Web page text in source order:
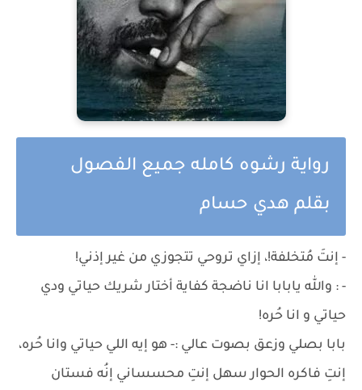
رواية رشوه كامله جميع الفصول
بقلم هدي حسام
- إنتَ مُتخلفة!، إزاي تروحي تتجوزي من غير إذني!
- : والله يابابا انا ناضجة كفاية أختار شريك حياتي ودي
حياتي و انا حُره!
بابا بصلي وزعق بصوت عالي :- هو إيه اللي حياتي وانا حُره،
إنتِ فاكره الحوار سهل إنتِ محسساني إنُه فستان